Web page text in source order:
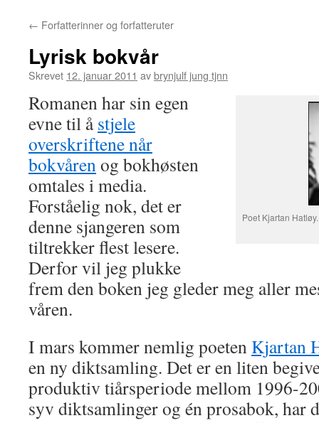
innhold
← Forfatterinner og forfatteruter
Lyrisk bokvår
Skrevet 12. januar 2011 avbrynjulf jung tjnn
Poet Kjartan
Romanen har sin egen
evne til åstjele
overskriftene når
bokvårenog bokhøsten
omtales i media.
Forståelig nok, det er
denne sjangeren som
tiltrekker flest lesere.
Derfor vil jeg plukke
frem den boken jeg gleder meg aller
våren.
I mars kommer nemlig poeten Kjartan
en ny diktsamling. Det er en liten
produktiv tiårsperiode mellom 1996-
syv diktsamlinger og én prosabok, har